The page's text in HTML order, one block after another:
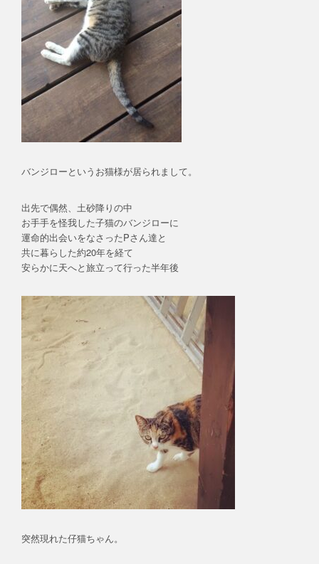
バンジローというお猫様が居られまして。
出先で偶然、土砂降りの中
お手手を怪我した子猫のバンジローに
運命的出会いをなさったPさん達と
共に暮らした約20年を経て
安らかに天へと旅立って行った半年後
突然現れた仔猫ちゃん。